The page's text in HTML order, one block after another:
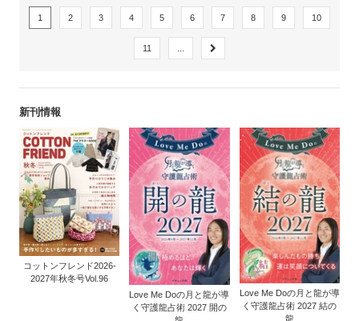
1 2 3 4 5 6 7 8 9 10
11
新刊情報
コットンフレンド2026-
2027年秋冬号Vol.96
Love Me Doの月と龍が導
く守護龍占術 2027 開の
Love Me Doの月と龍が導
く守護龍占術 2027 結の
龍